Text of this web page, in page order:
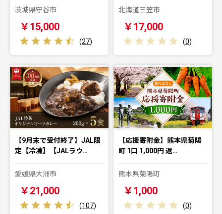
茨城県守谷市
￥15,000
(27)
北海道三笠市
￥17,000
(0)
【9月末で受付終了】JAL限
定【冷凍】【JALラウ…
愛媛県大洲市
￥21,000
(107)
【応援寄附金】熊本県菊陽
町 1口 1,000円 返…
熊本県菊陽町
￥1,000
(0)